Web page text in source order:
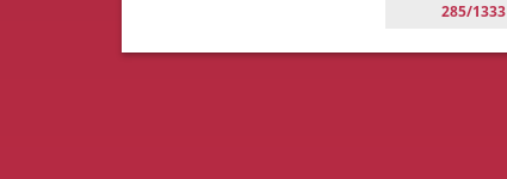
285/1333